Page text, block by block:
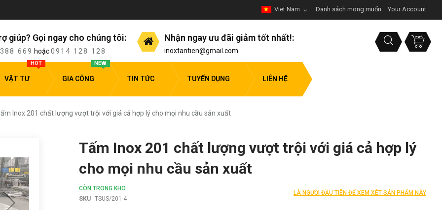
Danh sách mong muốn Your Account
Viet Nam
giúp? Gọi ngay cho chúng tôi:
669 hoặc0914 128 128
Nhận ngay ưu đãi giảm tốt nhất!:
inoxtantien@gmail.com
VẬT TƯ
HOT
GIA CÔNG
NEW
TIN TỨC TUYỂN DỤNG LIÊN HỆ
Inox 201 chất lượng vượt trội với giá cả hợp lý cho mọi nhu cầu sản xuất
Tấm Inox 201 chất lượng vượt trội với giá cả hợp lý
cho mọi nhu cầu sản xuất
CÒN TRONG KHO
SKU TSUS/201-4
LÀ NGƯỜI ĐẦU TIÊN ĐỂ XEM XÉT SẢN PHẨM NÀY